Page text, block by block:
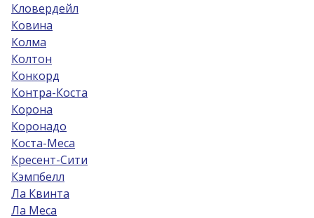
Кловердейл
Ковина
Колма
Колтон
Конкорд
Контра-Коста
Корона
Коронадо
Коста-Меса
Кресент-Сити
Кэмпбелл
Ла Квинта
Ла Меса